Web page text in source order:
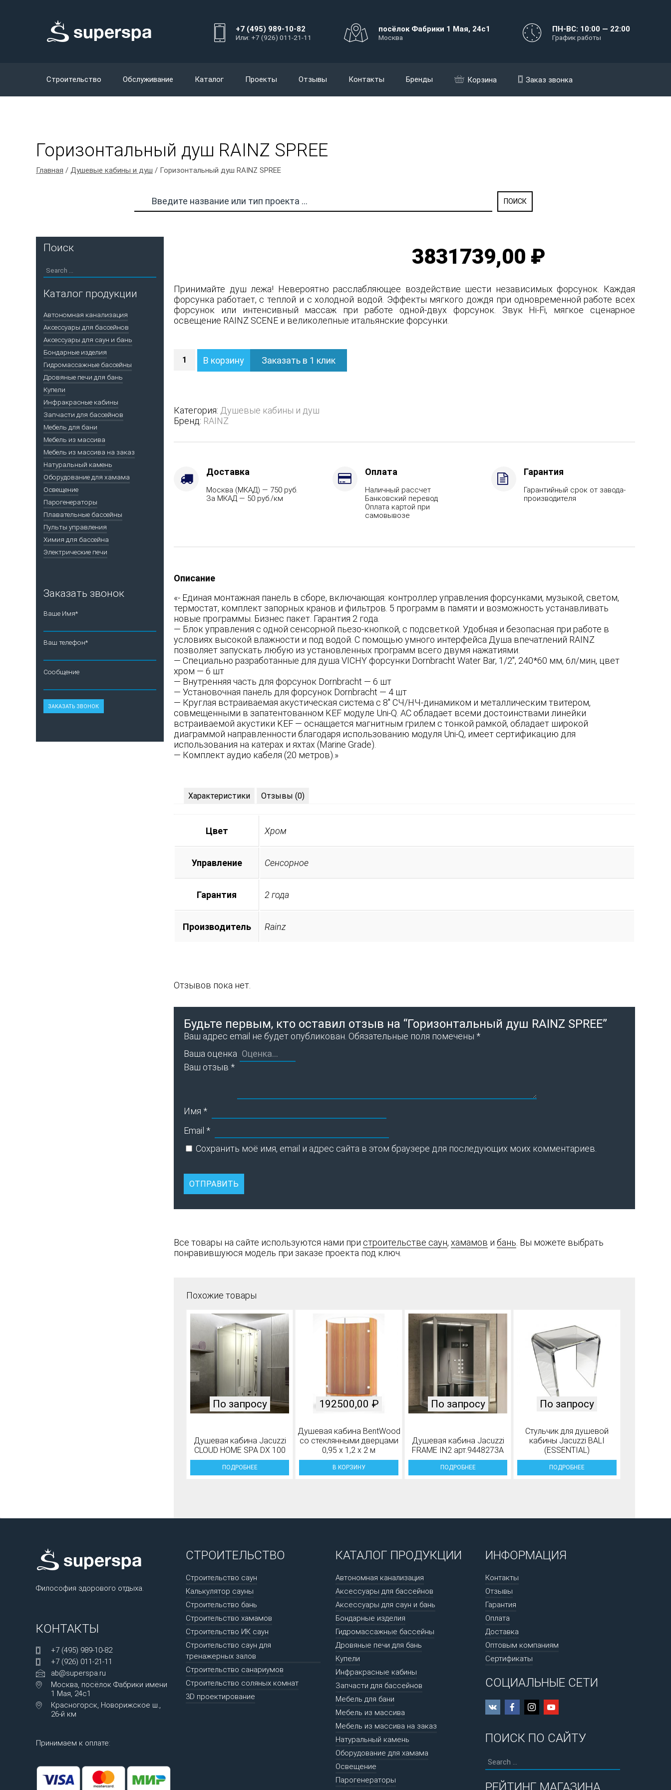
+7 (495) 989-10-82
Или: +7 (926) 011-21-11
посёлок Фабрики 1 Мая, 24с1
Москва
ПН-ВС: 10:00 — 22:00
График работы
Строительство Обслуживание Каталог Проекты Отзывы Контакты Бренды Корзина Заказ звонка
Горизонтальный душ RAINZ SPREE
Главная / Душевые кабины и душ / Горизонтальный душ RAINZ SPREE
3831739,00 ₽
Принимайте душ лежа! Невероятно расслабляющее воздействие шести независимых форсунок. Каждая
форсунка работает, с теплой и с холодной водой. Эффекты мягкого дождя при одновременной работе всех
форсунок или интенсивный массаж при работе одной-двух форсунок. Звук Hi-Fi, мягкое сценарное
освещение RAINZ SCENE и великолепные итальянские форсунки.
Горизонтальный
В корзину Заказать в 1 клик
Категория: Душевые кабины и душ
Бренд: RAINZ
Доставка
Москва (МКАД) — 750 руб.
За МКАД — 50 руб./км
Оплата
Наличный рассчет
Банковский перевод
Оплата картой при
самовывозе
Гарантия
Гарантийный срок от завода-
производителя
Описание
«- Единая монтажная панель в сборе, включающая: контроллер управления форсунками, музыкой, светом,
термостат, комплект запорных кранов и фильтров. 5 программ в памяти и возможность устанавливать
новые программы. Бизнес пакет. Гарантия 2 года.
— Блок управления с одной сенсорной пьезо-кнопкой, с подсветкой. Удобная и безопасная при работе в
условиях высокой влажности и под водой. С помощью умного интерфейса Душа впечатлений RAINZ
позволяет запускать любую из установленных программ всего двумя нажатиями.
— Специально разработанные для душа VICHY форсунки Dornbracht Water Bar, 1/2", 240*60 мм, 6л/мин, цвет
хром — 6 шт
— Внутренняя часть для форсунок Dornbracht — 6 шт
— Установочная панель для форсунок Dornbracht — 4 шт
— Круглая встраиваемая акустическая система с 8'' СЧ/НЧ-динамиком и металлическим твитером,
совмещенными в запатентованном KEF модуле Uni-Q. АС обладает всеми достоинствами линейки
встраиваемой акустики KEF — оснащается магнитным грилем с тонкой рамкой, обладает широкой
диаграммой направленности благодаря использованию модуля Uni-Q, имеет сертификацию для
использования на катерах и яхтах (Marine Grade).
— Комплект аудио кабеля (20 метров).»
Характеристики Отзывы (0)
Цвет Хром
Управление Сенсорное
Гарантия 2 года
Производитель Rainz
Отзывов пока нет.
Будьте первым, кто оставил отзыв на “Горизонтальный душ RAINZ SPREE”
Ваш адрес email не будет опубликован. Обязательные поля помечены *
Ваша оценка
Ваш отзыв *
Имя *
Email *
Сохранить моё имя, email и адрес сайта в этом браузере для последующих моих комментариев.
Все товары на сайте используются нами при строительстве саун, хамамов и бань . Вы можете выбрать
понравившуюся модель при заказе проекта под ключ.
Похожие товары
Душевая кабина Jacuzzi
CLOUD HOME SPA DX 100
По запросу
ПОДРОБНЕЕ
Душевая кабина BentWood
со стеклянными дверцами
0,95 х 1,2 х 2 м
192500,00 ₽
В КОРЗИНУ
Душевая кабина Jacuzzi
FRAME IN2 арт.9448273A
По запросу
ПОДРОБНЕЕ
Стульчик для душевой
кабины Jacuzzi BALI
(ESSENTIAL)
По запросу
ПОДРОБНЕЕ
Поиск
Каталог продукции
Автономная канализация
Аксессуары для бассейнов
Аксессуары для саун и бань
Бондарные изделия
Гидромассажные бассейны
Дровяные печи для бань
Купели
Инфракрасные кабины
Запчасти для бассейнов
Мебель для бани
Мебель из массива
Мебель из массива на заказ
Натуральный камень
Оборудование для хамама
Освещение
Парогенераторы
Плавательные бассейны
Пульты управления
Химия для бассейна
Электрические печи
Заказать звонок
Ваше Имя*
Ваш телефон*
Сообщение
Философия здорового отдыха.
КОНТАКТЫ
+7 (495) 989-10-82
+7 (926) 011-21-11
ab@superspa.ru
Москва, посёлок Фабрики имени
1 Мая, 24с1
Красногорск, Новорижское ш.,
26-й км
Принимаем к оплате:
СТРОИТЕЛЬСТВО
Строительство саун
Калькулятор сауны
Строительство бань
Строительство хамамов
Строительство ИК саун
Строительство саун для
тренажерных залов
Строительство санариумов
Строительство соляных комнат
3D проектирование
КАТАЛОГ ПРОДУКЦИИ
Автономная канализация
Аксессуары для бассейнов
Аксессуары для саун и бань
Бондарные изделия
Гидромассажные бассейны
Дровяные печи для бань
Купели
Инфракрасные кабины
Запчасти для бассейнов
Мебель для бани
Мебель из массива
Мебель из массива на заказ
Натуральный камень
Оборудование для хамама
Освещение
Парогенераторы
ИНФОРМАЦИЯ
Контакты
Отзывы
Гарантия
Оплата
Доставка
Оптовым компаниям
Сертификаты
СОЦИАЛЬНЫЕ СЕТИ
ПОИСК ПО САЙТУ